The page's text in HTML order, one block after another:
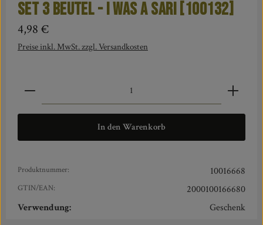
SET 3 BEUTEL - I was a Sari [100132]
Regulärer Preis:
4,98 €
Preise inkl. MwSt. zzgl. Versandkosten
Produkt Anzahl: Gib den gewünschten Wert ein oder
In den Warenkorb
Produktnummer: 10016668
GTIN/EAN:
2000100166680
Verwendung:
Geschenk